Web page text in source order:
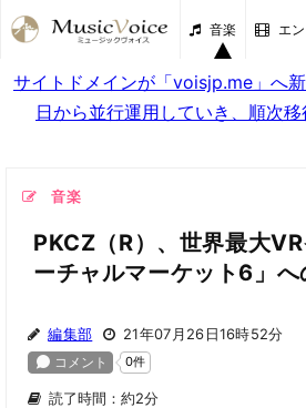
音楽 エ
サイトドメインが「voisjp.me」へ
日から並行運用していき、順次移
音楽
PKCZ（R）、世界最大
ーチャルマーケット6」
編集部 21年07月26日16時52分
読了時間：約2分